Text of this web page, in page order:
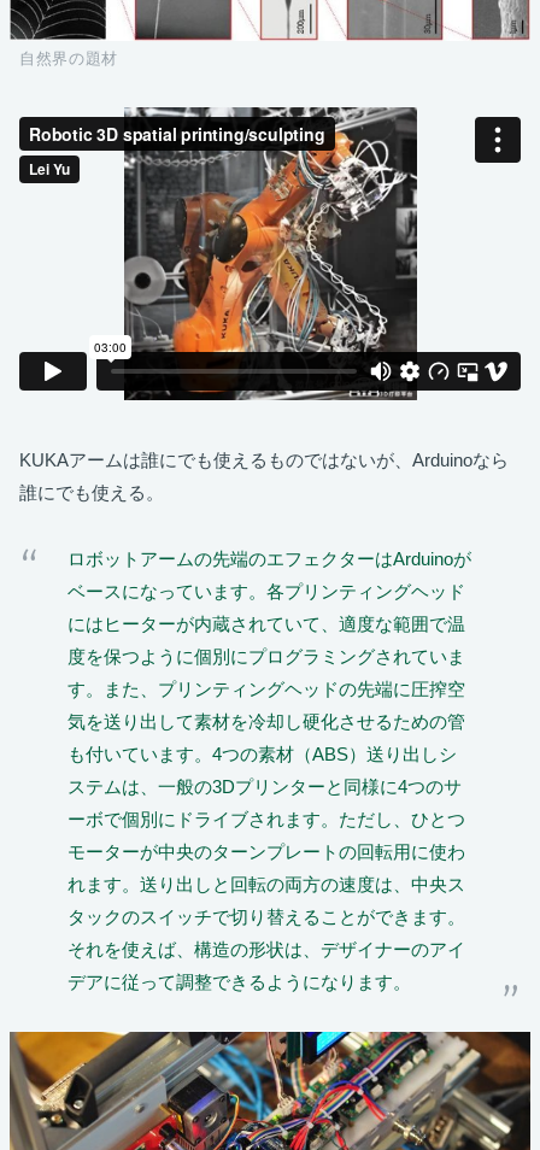
自然界の題材
KUKAアームは誰にでも使えるものではないが、Arduinoなら
誰にでも使える。
ロボットアームの先端のエフェクターはArduinoが
ベースになっています。各プリンティングヘッド
にはヒーターが内蔵されていて、適度な範囲で温
度を保つように個別にプログラミングされていま
す。また、プリンティングヘッドの先端に圧搾空
気を送り出して素材を冷却し硬化させるための管
も付いています。4つの素材（ABS）送り出しシ
ステムは、一般の3Dプリンターと同様に4つのサ
ーボで個別にドライブされます。ただし、ひとつ
モーターが中央のターンプレートの回転用に使わ
れます。送り出しと回転の両方の速度は、中央ス
タックのスイッチで切り替えることができます。
それを使えば、構造の形状は、デザイナーのアイ
デアに従って調整できるようになります。